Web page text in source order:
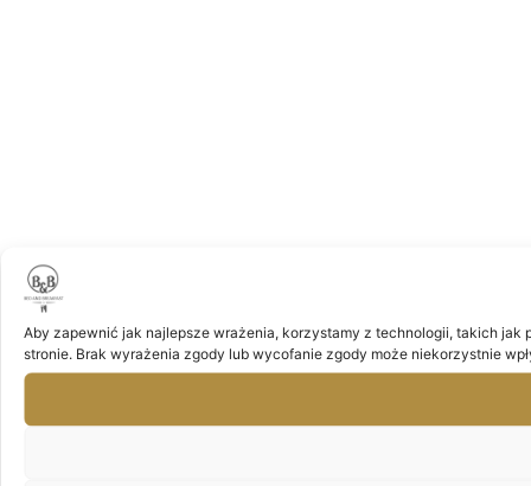
Aby zapewnić jak najlepsze wrażenia, korzystamy z technologii, takich
stronie. Brak wyrażenia zgody lub wycofanie zgody może niekorzystnie